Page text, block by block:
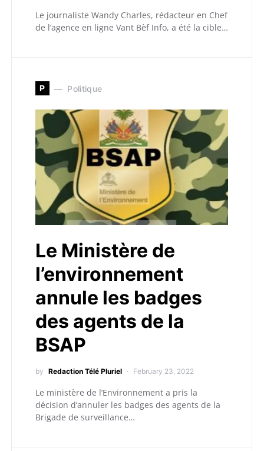
Le journaliste Wandy Charles, rédacteur en Chef
de l’agence en ligne Vant Bèf Info, a été la cible…
P Politique
Le Ministère de
l’environnement
annule les badges
des agents de la
BSAP
by Redaction Télé Pluriel February 23, 2022
Le ministère de l’Environnement a pris la
décision d’annuler les badges des agents de la
Brigade de surveillance…